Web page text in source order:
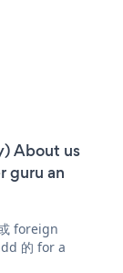
About us
guru an
foreign
的 for a